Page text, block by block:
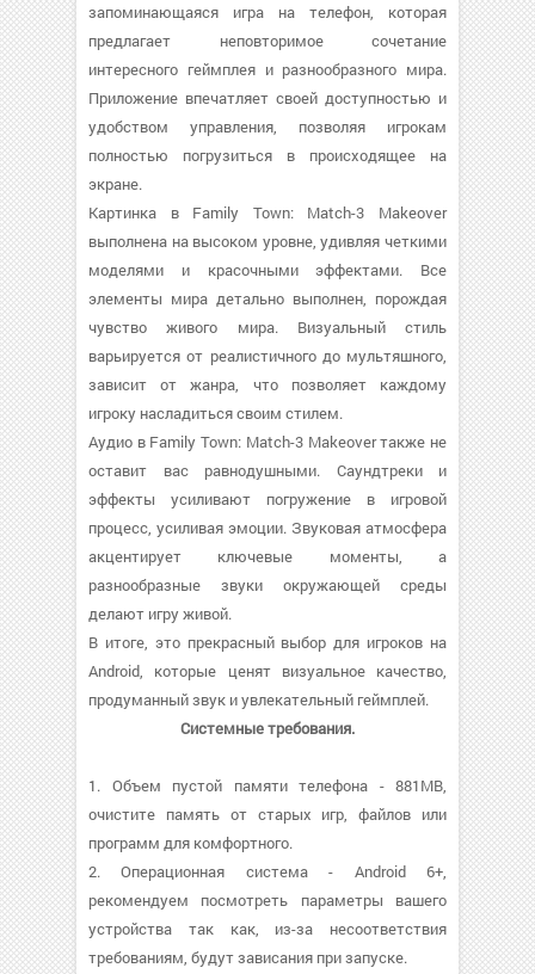
запоминающаяся игра на телефон, которая
предлагает неповторимое сочетание
интересного геймплея и разнообразного мира.
Приложение впечатляет своей доступностью и
удобством управления, позволяя игрокам
полностью погрузиться в происходящее на
экране.
Картинка в Family Town: Match-3 Makeover
выполнена на высоком уровне, удивляя четкими
моделями и красочными эффектами. Все
элементы мира детально выполнен, порождая
чувство живого мира. Визуальный стиль
варьируется от реалистичного до мультяшного,
зависит от жанра, что позволяет каждому
игроку насладиться своим стилем.
Аудио в Family Town: Match-3 Makeover также не
оставит вас равнодушными. Саундтреки и
эффекты усиливают погружение в игровой
процесс, усиливая эмоции. Звуковая атмосфера
акцентирует ключевые моменты, а
разнообразные звуки окружающей среды
делают игру живой.
В итоге, это прекрасный выбор для игроков на
Android, которые ценят визуальное качество,
продуманный звук и увлекательный геймплей.
Системные требования.
1. Объем пустой памяти телефона - 881MB,
очистите память от старых игр, файлов или
программ для комфортного.
2. Операционная система - Android 6+,
рекомендуем посмотреть параметры вашего
устройства так как, из-за несоответствия
требованиям, будут зависания при запуске.